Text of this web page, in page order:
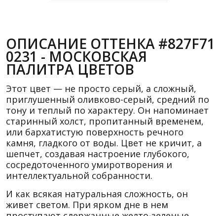
ОПИСАНИЕ ОТТЕНКА #827F71
0231 - МОСКОВСКАЯ
ПАЛИТРА ЦВЕТОВ
Этот цвет — не просто серый, а сложный,
приглушенный оливково-серый, средний по
тону и теплый по характеру. Он напоминает
старинный холст, пропитанный временем,
или бархатистую поверхность речного
камня, гладкого от воды. Цвет не кричит, а
шепчет, создавая настроение глубокого,
сосредоточенного умиротворения и
интеллектуальной собранности.
И как всякая натуральная сложность, он
живет светом. При ярком дне в нем